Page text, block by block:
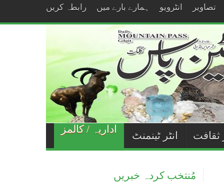
رابطہ کریں ہمارے بارے میں انٹرویو تصاویر
ثقافت انٹر ٹینمنٹ
اداریہ / کالمز
مُنتخب کردہ خبریں